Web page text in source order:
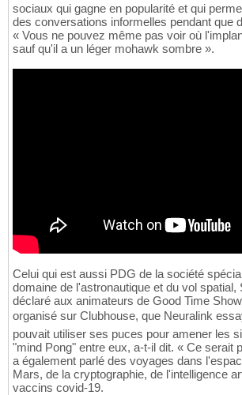
sociaux qui gagne en popularité et qui
des conversations informelles pendant que
« Vous ne pouvez même pas voir où
sauf qu'il a un léger mohawk sombre ».
Celui qui est aussi PDG de la société
domaine de l'astronautique et du vol spatial,
déclaré aux animateurs de Good Time
organisé sur Clubhouse, que Neuralink
pouvait utiliser ses puces pour amener les
"mind Pong" entre eux, a-t-il dit. « Ce serait
a également parlé des voyages dans
Mars, de la cryptographie, de l'intelligence
vaccins covid-19.